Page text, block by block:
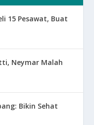
15 Pesawat, Buat
Neymar Malah
Bikin Sehat